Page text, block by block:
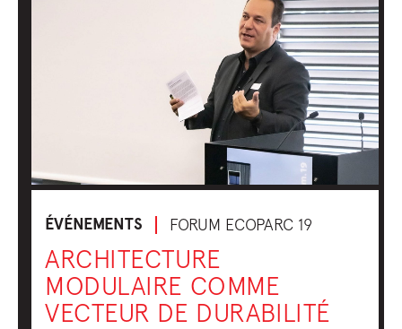
ÉVÉNEMENTS FORUM ECOPARC 19
ARCHITECTURE
MODULAIRE COMME
VECTEUR DE DURABILITÉ